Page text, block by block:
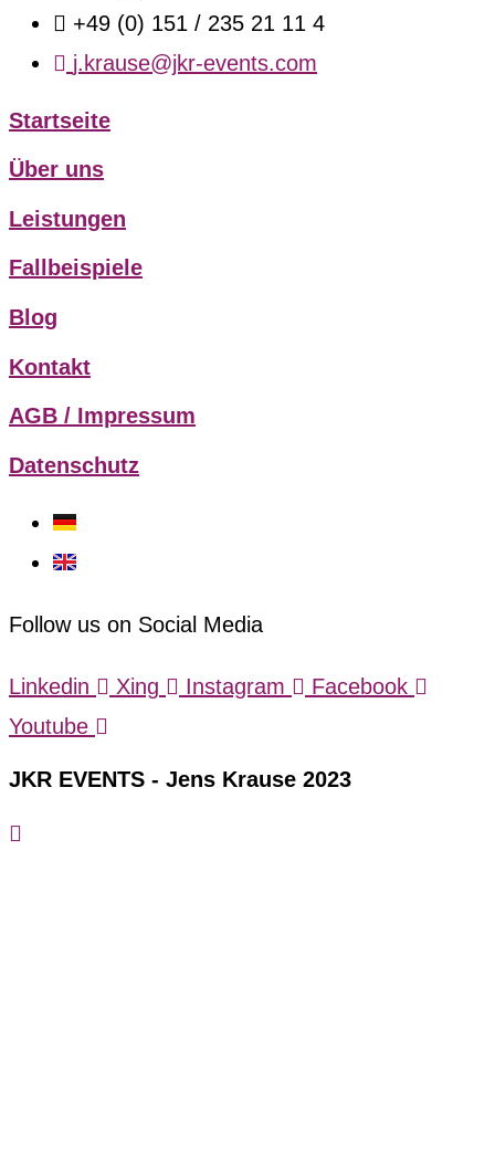
+49 (0) 151 / 235 21 11 4
j.krause@jkr-events.com
Startseite
Über uns
Leistungen
Fallbeispiele
Blog
Kontakt
AGB / Impressum
Datenschutz
Follow us on Social Media
Linkedin Xing Instagram
Facebook
Youtube
JKR EVENTS - Jens Krause 2023